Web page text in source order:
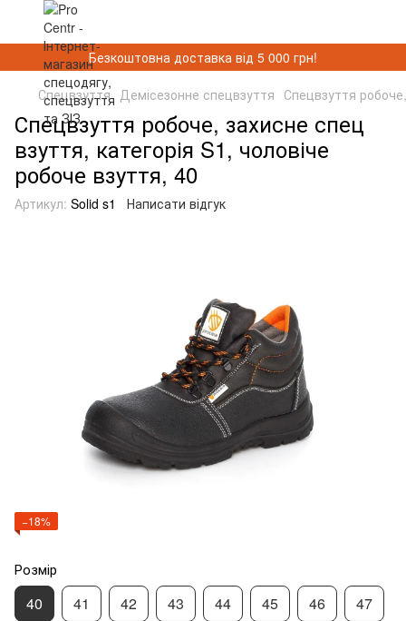
Безкоштовна доставка від 5 000 грн!
Спецвзуття Демісезонне спецвзуття Спецвзуття
Спецвзуття робоче, захисне спец
взуття, категорія S1, чоловіче
робоче взуття, 40
Артикул: Solid s1 Написати відгук
−18%
Розмір
40 41 42 43 44 45 46 47